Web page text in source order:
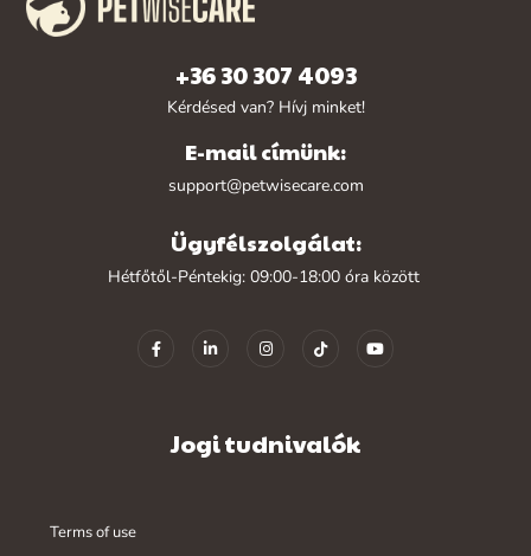
+36 30 307 4093
Kérdésed van? Hívj minket!
E-mail címünk:
support@petwisecare.com
Ügyfélszolgálat:
Hétfőtől-Péntekig: 09:00-18:00 óra között
Jogi tudnivalók
Terms of use